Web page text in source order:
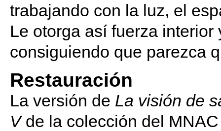
trabajando con la luz, el
Le otorga así fuerza
consiguiendo que parezca
Restauración
La versión de La visión de
Vde la colección del